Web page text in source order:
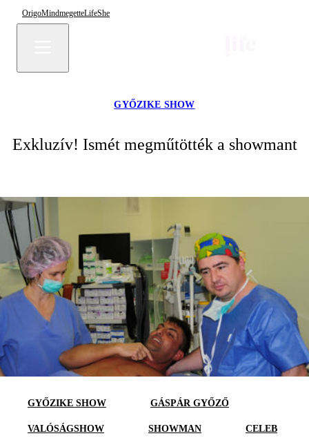
OrigoMindmegetteLifeShe
GYŐZIKE SHOW
Exkluzív! Ismét megműtötték a showmant
GYŐZIKE SHOW GÁSPÁR GYŐZŐ
VALÓSÁGSHOW SHOWMAN CELEB